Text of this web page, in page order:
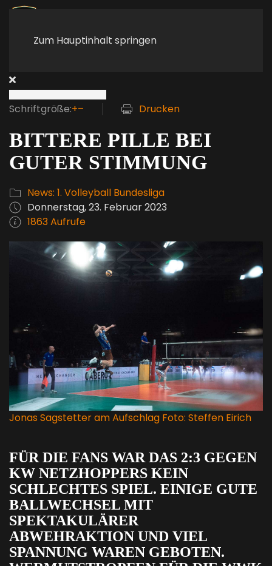
Zum Hauptinhalt springen
Schriftgröße:+– Drucken
BITTERE PILLE BEI
GUTER STIMMUNG
News: 1. Volleyball Bundesliga
Donnerstag, 23. Februar 2023
1863 Aufrufe
Jonas Sagstetter am Aufschlag Foto: Steffen Eirich
FÜR DIE FANS WAR DAS 2:3 GEGEN
KW NETZHOPPERS KEIN
SCHLECHTES SPIEL. EINIGE GUTE
BALLWECHSEL MIT
SPEKTAKULÄRER
ABWEHRAKTION UND VIEL
SPANNUNG WAREN GEBOTEN.